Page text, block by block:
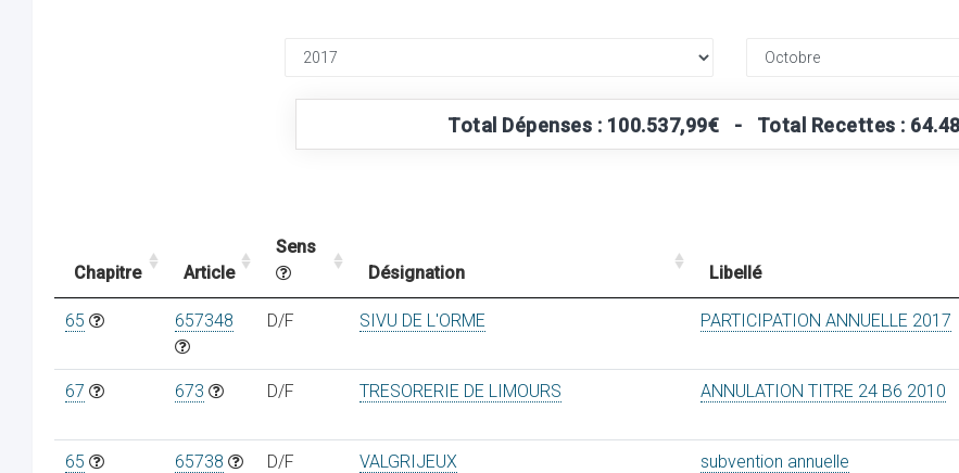
Total Dépenses : 100.537,99€ - Total Recettes :
Chapitre Article
Sens
Désignation
Libellé
65 657348 D/F SIVU DE L'ORME PARTICIPATION ANNUELLE 2017
67 673 D/F TRESORERIE DE LIMOURS ANNULATION TITRE 24 B6 2010
65 65738 D/F VALGRIJEUX subvention annuelle